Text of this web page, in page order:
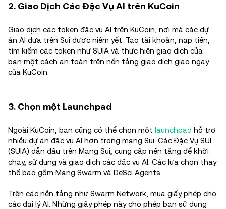
2. Giao Dịch Các Đặc Vụ AI trên KuCoin
Giao dịch các token đặc vụ AI trên KuCoin, nơi mà các dự
án AI dựa trên Sui được niêm yết. Tạo tài khoản, nạp tiền,
tìm kiếm các token như SUIA và thực hiện giao dịch của
bạn một cách an toàn trên nền tảng giao dịch giao ngay
của KuCoin.
3. Chọn một Launchpad
Ngoài KuCoin, bạn cũng có thể chọn một launchpad hỗ trợ
nhiều dự án đặc vụ AI hơn trong mạng Sui. Các Đặc Vụ SUI
(SUIA) dẫn đầu trên Mạng Sui, cung cấp nền tảng để khởi
chạy, sử dụng và giao dịch các đặc vụ AI. Các lựa chọn thay
thế bao gồm Mạng Swarm và DeSci Agents.
Trên các nền tảng như Swarm Network, mua giấy phép cho
các đại lý AI. Những giấy phép này cho phép bạn sử dụng